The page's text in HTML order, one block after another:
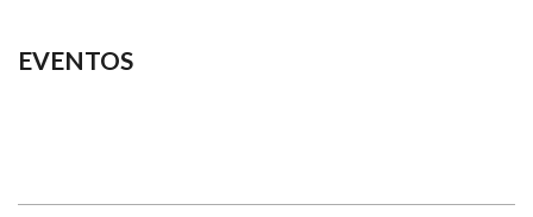
EVENTOS